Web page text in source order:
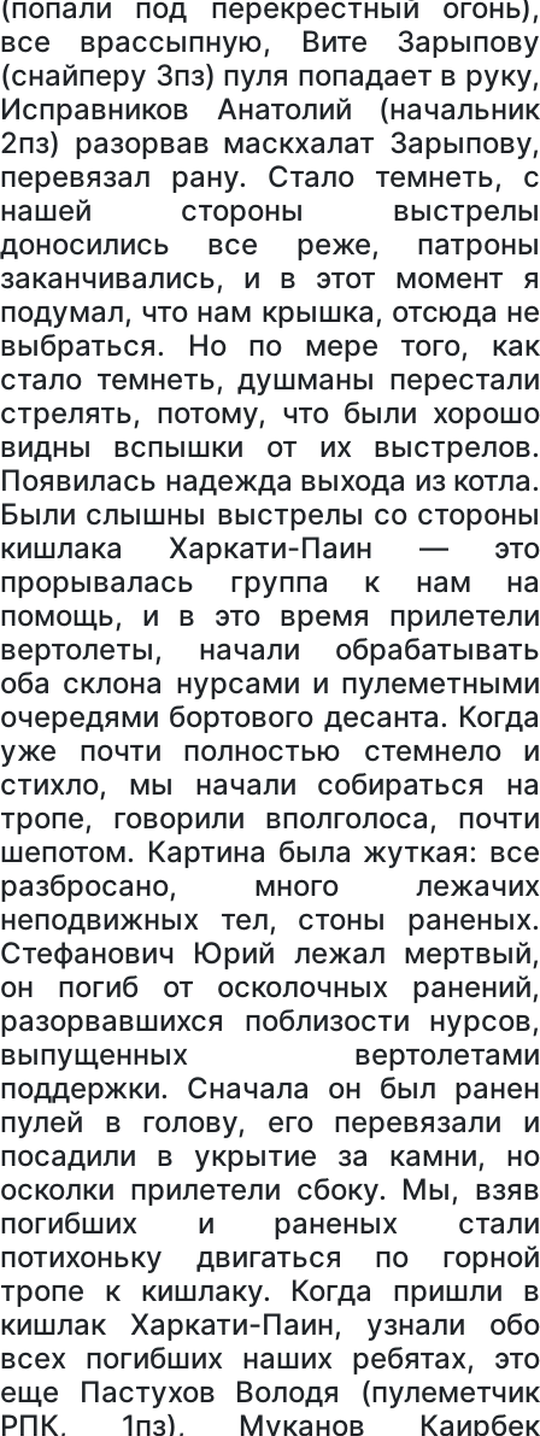
(попали под перекрестный огонь),
все врассыпную, Вите Зарыпову
(снайперу 3пз) пуля попадает в руку,
Исправников Анатолий (начальник
2пз) разорвав маскхалат Зарыпову,
перевязал рану. Стало темнеть, с
нашей стороны выстрелы
доносились все реже, патроны
заканчивались, и в этот момент я
подумал, что нам крышка, отсюда не
выбраться. Но по мере того, как
стало темнеть, душманы перестали
стрелять, потому, что были хорошо
видны вспышки от их выстрелов.
Появилась надежда выхода из котла.
Были слышны выстрелы со стороны
кишлака Харкати-Паин — это
прорывалась группа к нам на
помощь, и в это время прилетели
вертолеты, начали обрабатывать
оба склона нурсами и пулеметными
очередями бортового десанта. Когда
уже почти полностью стемнело и
стихло, мы начали собираться на
тропе, говорили вполголоса, почти
шепотом. Картина была жуткая: все
разбросано, много лежачих
неподвижных тел, стоны раненых.
Стефанович Юрий лежал мертвый,
он погиб от осколочных ранений,
разорвавшихся поблизости нурсов,
выпущенных вертолетами
поддержки. Сначала он был ранен
пулей в голову, его перевязали и
посадили в укрытие за камни, но
осколки прилетели сбоку. Мы, взяв
погибших и раненых стали
потихоньку двигаться по горной
тропе к кишлаку. Когда пришли в
кишлак Харкати-Паин, узнали обо
всех погибших наших ребятах, это
еще Пастухов Володя (пулеметчик
РПК, 1пз), Муканов Каирбек